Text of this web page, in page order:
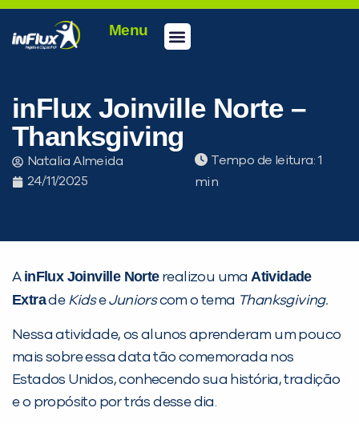
Menu
inFlux Joinville Norte –
Thanksgiving
Natalia Almeida
24/11/2025
Tempo de leitura:
A inFlux Joinville Norterealizou umaAtividade
Extrade KidseJuniorscom o tema Thanksgiving.
Nessa atividade, os alunos aprenderam um pouco
mais sobre essa data tão comemorada nos
Estados Unidos, conhecendo sua história, tradição
e o propósito por trás desse dia.
PEÇA UMA DEMONSTRAÇÃO DE MÉTODO
Desculpe!